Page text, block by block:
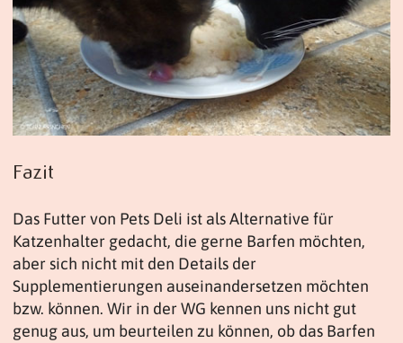
Fazit
Das Futter von Pets Deli ist als Alternative für
Katzenhalter gedacht, die gerne Barfen möchten,
aber sich nicht mit den Details der
Supplementierungen auseinandersetzen möchten
bzw. können. Wir in der WG kennen uns nicht gut
genug aus, um beurteilen zu können, ob das Barfen